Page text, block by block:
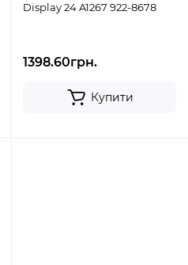
Display 24 A1267 922-8678
1398.60грн.
Купити